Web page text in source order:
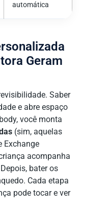
automática
Geram
Saber
e abre espaço
você monta
(sim, aquelas
Exchange
acompanha
bater os
Cada etapa
pode tocar e ver